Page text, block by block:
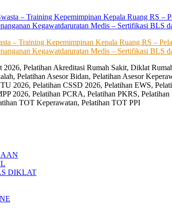
– Training Kepemimpinan Kepala Ruang RS –
Kegawatdaruratan Medis – Sertifikasi BLS
2026, Pelatihan Akreditasi Rumah Sakit, Diklat
Pelatihan Asesor Bidan, Pelatihan Asesor
2026, Pelatihan CSSD 2026, Pelatihan EWS,
2026, Pelatihan PCRA, Pelatihan PKRS,
TOT Keperawatan, Pelatihan TOT PPI
DIKLAT